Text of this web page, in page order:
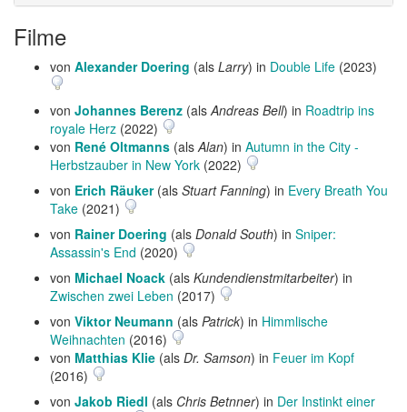
Filme
von Alexander Doering (als Larry) in Double Life (2023)
von Johannes Berenz (alsAndreas Bell) in Roadtrip ins
royale Herz (2022)
von René Oltmanns (alsAlan) in Autumn in the City -
Herbstzauber in New York (2022)
von Erich Räuker(als Stuart Fanning) in Every Breath You
Take (2021)
von Rainer Doering (als Donald South) in Sniper:
Assassin's End (2020)
von Michael Noack (als Kundendienstmitarbeiter) in
Zwischen zwei Leben (2017)
von Viktor Neumann (als Patrick) in Himmlische
Weihnachten (2016)
von Matthias Klie (als Dr. Samson) in Feuer im Kopf
(2016)
von Jakob Riedl (als Chris Betnner) in Der Instinkt einer